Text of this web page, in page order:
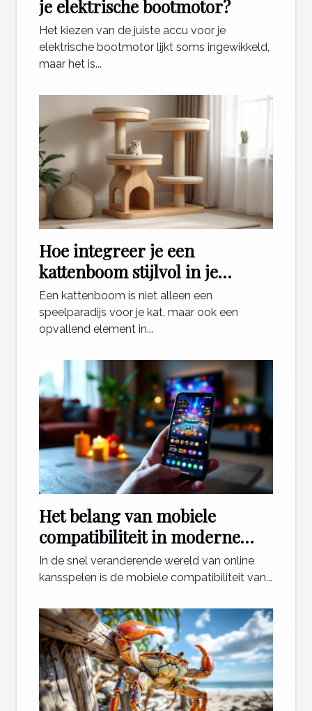
je elektrische bootmotor?
Het kiezen van de juiste accu voor je
elektrische bootmotor lijkt soms ingewikkeld,
maar het is...
Hoe integreer je een
kattenboom stijlvol in je
interieur?
Een kattenboom is niet alleen een
speelparadijs voor je kat, maar ook een
opvallend element in...
Het belang van mobiele
compatibiliteit in moderne
online casinospellen
In de snel veranderende wereld van online
kansspelen is de mobiele compatibiliteit van...